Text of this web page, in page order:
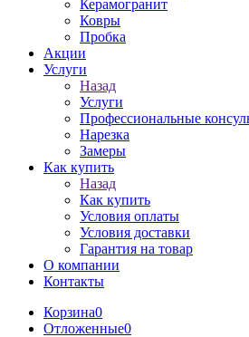
Керамогранит
Ковры
Пробка
Акции
Услуги
Назад
Услуги
Профессиональные
Нарезка
Замеры
Как купить
Назад
Как купить
Условия оплаты
Условия доставки
Гарантия на товар
О компании
Контакты
Корзина0
Отложенные0